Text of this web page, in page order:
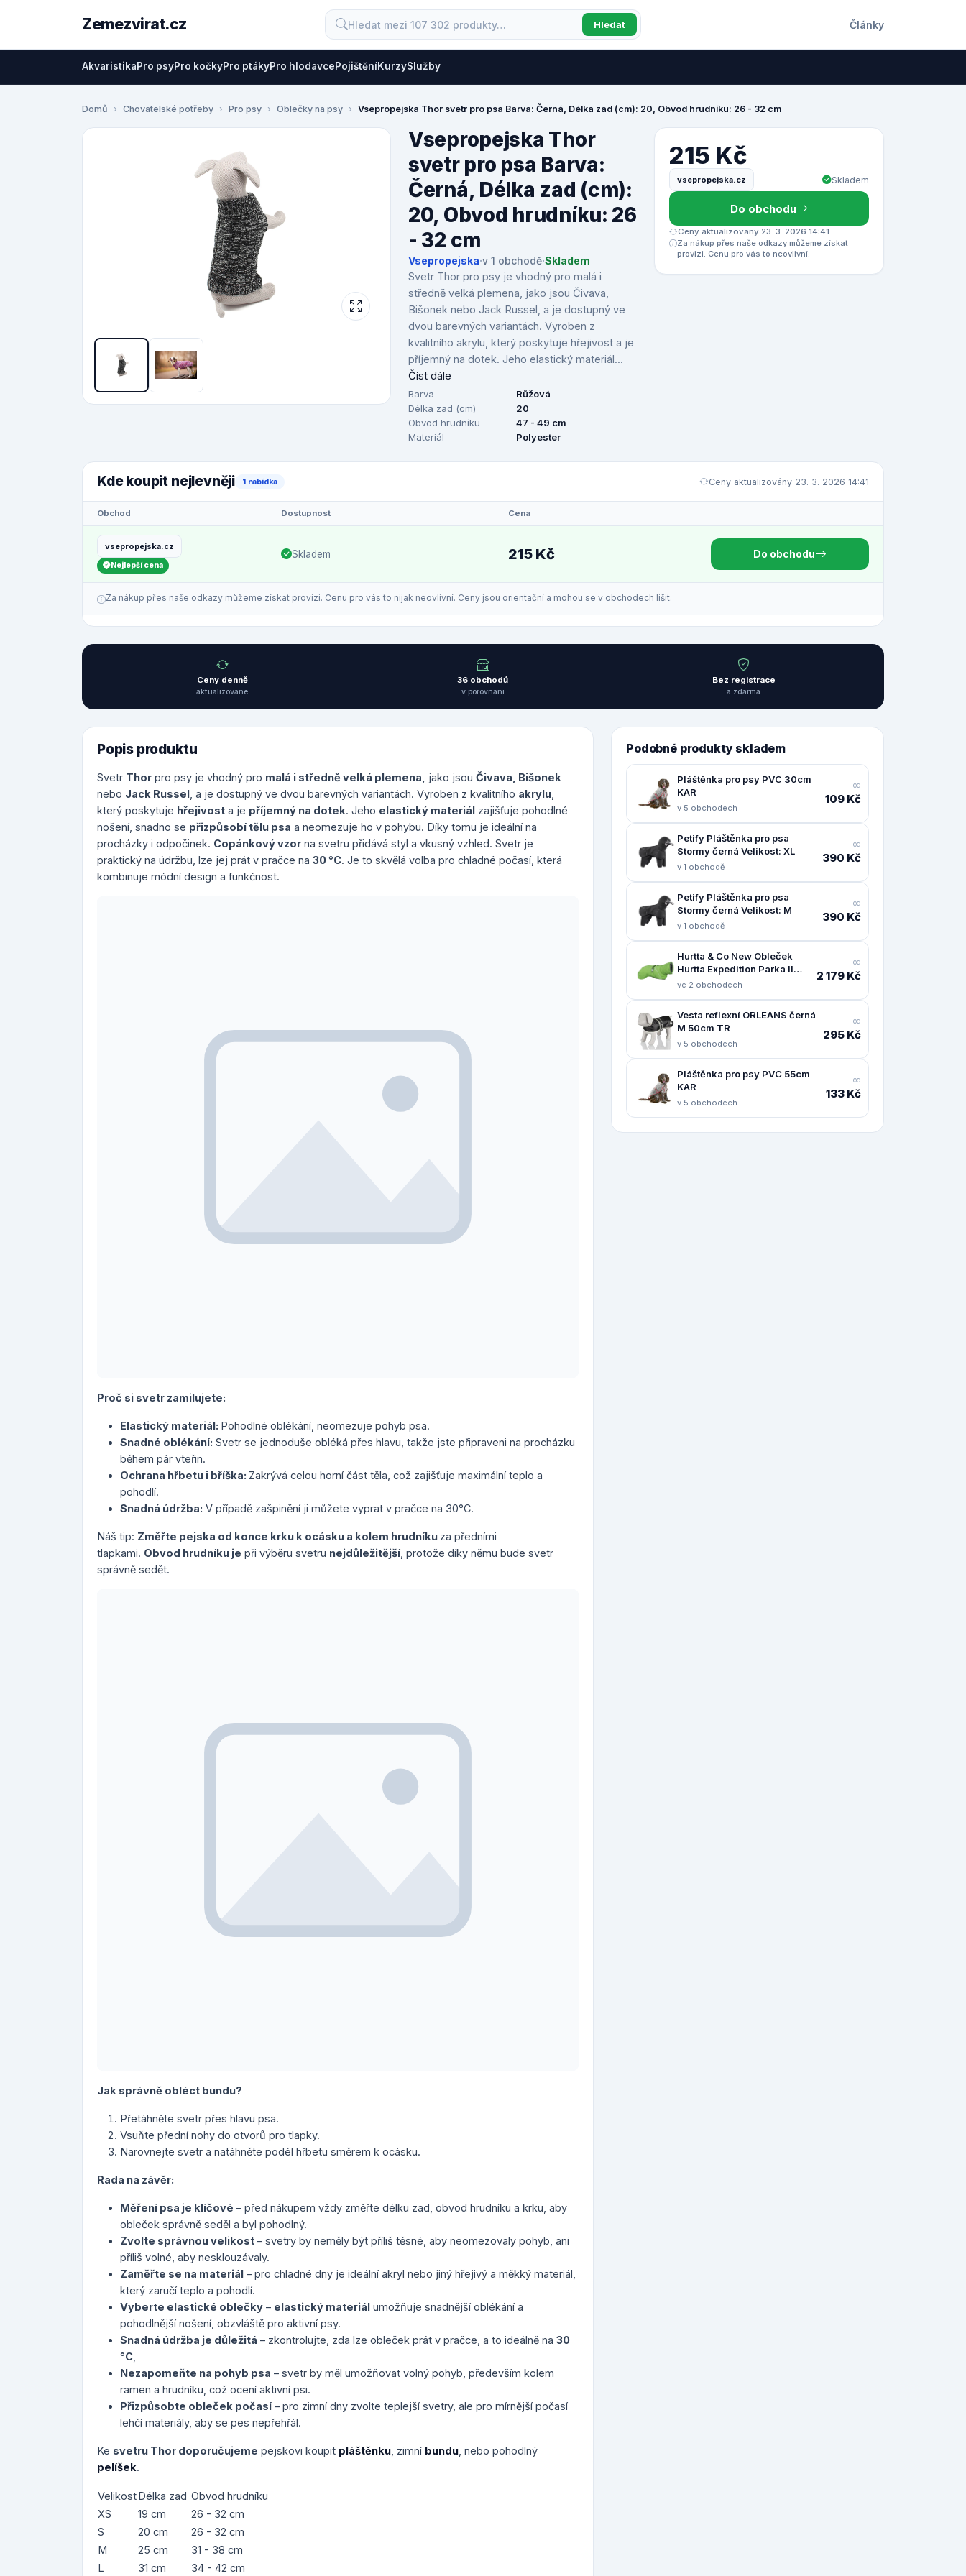
Zemezvirat.cz Hledat Články
AkvaristikaPro psyPro kočkyPro ptákyPro hlodavcePojištěníKurzySlužby
Domů Chovatelské potřeby Pro psy Oblečky na psy Vsepropejska Thor svetr pro psa Barva: Černá, Délka zad (cm): 20, Obvod hrudníku: 26 - 32 cm
Vsepropejska Thor
svetr pro psa Barva:
Černá, Délka zad (cm):
20, Obvod hrudníku: 26
- 32 cm
Vsepropejska·v 1 obchodě·Skladem
Svetr Thor pro psy je vhodný pro malá i
středně velká plemena, jako jsou Čivava,
Bišonek nebo Jack Russel, a je dostupný ve
dvou barevných variantách. Vyroben z
kvalitního akrylu, který poskytuje hřejivost a je
příjemný na dotek. Jeho elastický materiál...
Číst dále
Barva
Růžová
Délka zad (cm)
20
Obvod hrudníku
47 - 49 cm
Materiál
Polyester
215 Kč
vsepropejska.cz Skladem
Do obchodu
Ceny aktualizovány 23. 3. 2026 14:41
Za nákup přes naše odkazy můžeme získat
provizi. Cenu pro vás to neovlivní.
Kde koupit nejlevněji 1 nabídka Ceny aktualizovány 23. 3. 2026 14:41
Obchod Dostupnost Cena
vsepropejska.cz
Nejlepší cena
Skladem 215 Kč Do obchodu
Za nákup přes naše odkazy můžeme získat provizi. Cenu pro vás to nijak neovlivní. Ceny jsou orientační a mohou se v obchodech lišit.
Ceny denně
aktualizované
36 obchodů
v porovnání
Bez registrace
a zdarma
Popis produktu
Svetr Thor pro psy je vhodný pro malá i středně velká plemena, jako jsou Čivava, Bišonek
nebo Jack Russel , a je dostupný ve dvou barevných variantách. Vyroben z kvalitního akrylu
který poskytuje hřejivost a je příjemný na dotek. Jeho elastický materiál zajišťuje pohodlné
nošení, snadno se přizpůsobí tělu psa a neomezuje ho v pohybu. Díky tomu je ideální na
procházky i odpočinek. Copánkový vzor na svetru přidává styl a vkusný vzhled. Svetr je
praktický na údržbu, lze jej prát v pračce na 30 °C. Je to skvělá volba pro chladné počasí, která
kombinuje módní design a funkčnost.
Proč si svetr zamilujete:
Elastický materiál: Pohodlné oblékání, neomezuje pohyb psa.
Snadné oblékání: Svetr se jednoduše obléká přes hlavu, takže jste připraveni na procházku
během pár vteřin.
Ochrana hřbetu i bříška: Zakrývá celou horní část těla, což zajišťuje maximální teplo a
pohodlí.
Snadná údržba: V případě zašpinění ji můžete vyprat v pračce na 30°C.
Náš tip: Změřte pejska od konce krku k ocásku a kolem hrudníku za předními
tlapkami. Obvod hrudníku je při výběru svetru nejdůležitější , protože díky němu bude svetr
správně sedět.
Jak správně obléct bundu?
Přetáhněte svetr přes hlavu psa.
Vsuňte přední nohy do otvorů pro tlapky.
Narovnejte svetr a natáhněte podél hřbetu směrem k ocásku.
Rada na závěr:
Měření psa je klíčové – před nákupem vždy změřte délku zad, obvod hrudníku a krku, aby
obleček správně seděl a byl pohodlný.
Zvolte správnou velikost – svetry by neměly být příliš těsné, aby neomezovaly pohyb, ani
příliš volné, aby nesklouzávaly.
Zaměřte se na materiál – pro chladné dny je ideální akryl nebo jiný hřejivý a měkký materiál,
který zaručí teplo a pohodlí.
Vyberte elastické oblečky – elastický materiál umožňuje snadnější oblékání a
pohodlnější nošení, obzvláště pro aktivní psy.
Snadná údržba je důležitá – zkontrolujte, zda lze obleček prát v pračce, a to ideálně na 30
°C
Nezapomeňte na pohyb psa – svetr by měl umožňovat volný pohyb, především kolem
ramen a hrudníku, což ocení aktivní psi.
Přizpůsobte obleček počasí – pro zimní dny zvolte teplejší svetry, ale pro mírnější počasí
lehčí materiály, aby se pes nepřehřál.
Ke svetru Thor doporučujeme pejskovi koupit pláštěnku , zimní bundu , nebo pohodlný
pelíšek.
VelikostDélka zad Obvod hrudníku
XS
19 cm
26 - 32 cm
S
20 cm
26 - 32 cm
M
25 cm
31 - 38 cm
L
31 cm 34 - 42 cm
Podobné produkty skladem
Pláštěnka pro psy PVC 30cm
KAR
v 5 obchodech
od
109 Kč
Petify Pláštěnka pro psa
Stormy černá Velikost: XL
v 1 obchodě
od
390 Kč
Petify Pláštěnka pro psa
Stormy černá Velikost: M
v 1 obchodě
od
390 Kč
Hurtta & Co New Obleček
Hurtta Expedition Parka II
petrželový 55
ve 2 obchodech
od
2 179 Kč
Vesta reflexní ORLEANS černá
M 50cm TR
v 5 obchodech
od
295 Kč
Pláštěnka pro psy PVC 55cm
KAR
v 5 obchodech
od
133 Kč